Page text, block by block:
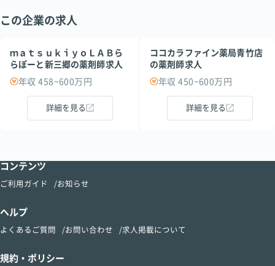
この企業の求人
ｍａｔｓｕｋｉｙｏＬＡＢら
らぽーと新三郷の薬剤師求人
年収 458~600万円
詳細を見る
ココカラファイン薬局青竹店
の薬剤師求人
年収 450~600万円
詳細を見る
コンテンツ
ご利用ガイド お知らせ
ヘルプ
よくあるご質問 お問い合わせ 求人掲載について
規約・ポリシー